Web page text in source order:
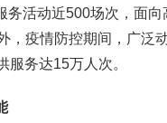
务活动近500场次，面
，疫情防控期间，广泛
务达15万人次。